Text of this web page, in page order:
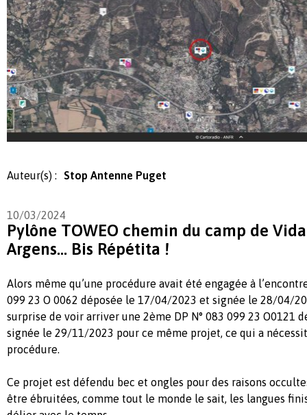
Auteur(s) : Stop Antenne Puget
10/03/2024
Pylône TOWEO chemin du camp de
Argens... Bis Répétita !
Alors même qu’une procédure avait été engagée à
099 23 O 0062 déposée le 17/04/2023 et signée le 28/04/
surprise de voir arriver une 2ème DP N° 083 099 23 O0121
signée le 29/11/2023 pour ce même projet, ce qui a
procédure.
Ce projet est défendu bec et ongles pour des raisons
être ébruitées, comme tout le monde le sait, les langues